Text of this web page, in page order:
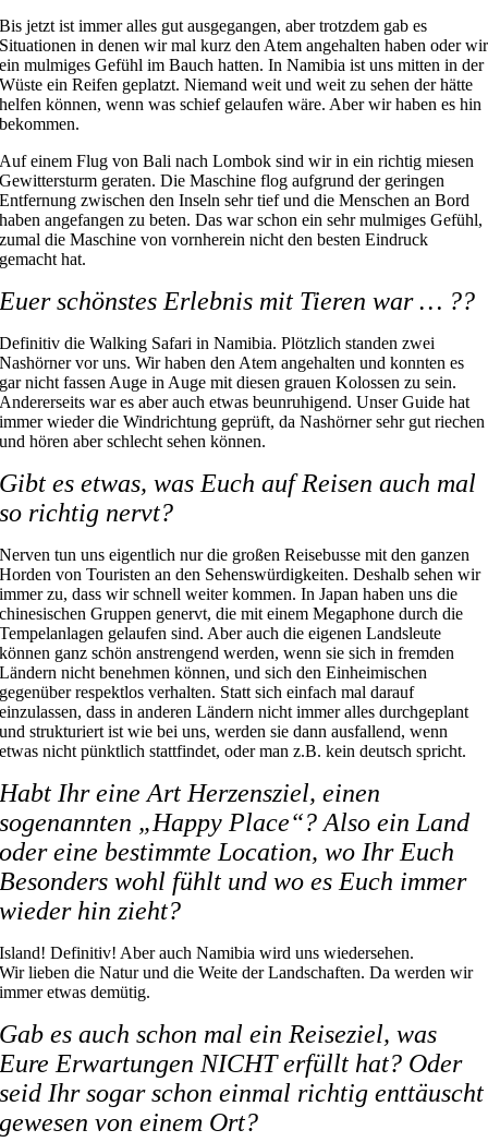
Bis jetzt ist immer alles gut ausgegangen, aber trotzdem gab es
Situationen in denen wir mal kurz den Atem angehalten haben oder wir
ein mulmiges Gefühl im Bauch hatten. In Namibia ist uns mitten in der
Wüste ein Reifen geplatzt. Niemand weit und weit zu sehen der hätte
helfen können, wenn was schief gelaufen wäre. Aber wir haben es hin
bekommen.
Auf einem Flug von Bali nach Lombok sind wir in ein richtig miesen
Gewittersturm geraten. Die Maschine flog aufgrund der geringen
Entfernung zwischen den Inseln sehr tief und die Menschen an Bord
haben angefangen zu beten. Das war schon ein sehr mulmiges Gefühl,
zumal die Maschine von vornherein nicht den besten Eindruck
gemacht hat.
Euer schönstes Erlebnis mit Tieren war … ??
Definitiv die Walking Safari in Namibia. Plötzlich standen zwei
Nashörner vor uns. Wir haben den Atem angehalten und konnten es
gar nicht fassen Auge in Auge mit diesen grauen Kolossen zu sein.
Andererseits war es aber auch etwas beunruhigend. Unser Guide hat
immer wieder die Windrichtung geprüft, da Nashörner sehr gut riechen
und hören aber schlecht sehen können.
Gibt es etwas, was Euch auf Reisen auch mal
so richtig nervt?
Nerven tun uns eigentlich nur die großen Reisebusse mit den ganzen
Horden von Touristen an den Sehenswürdigkeiten. Deshalb sehen wir
immer zu, dass wir schnell weiter kommen. In Japan haben uns die
chinesischen Gruppen genervt, die mit einem Megaphone durch die
Tempelanlagen gelaufen sind. Aber auch die eigenen Landsleute
können ganz schön anstrengend werden, wenn sie sich in fremden
Ländern nicht benehmen können, und sich den Einheimischen
gegenüber respektlos verhalten. Statt sich einfach mal darauf
einzulassen, dass in anderen Ländern nicht immer alles durchgeplant
und strukturiert ist wie bei uns, werden sie dann ausfallend, wenn
etwas nicht pünktlich stattfindet, oder man z.B. kein deutsch spricht.
Habt Ihr eine Art Herzensziel, einen
sogenannten „Happy Place“? Also ein Land
oder eine bestimmte Location, wo Ihr Euch
Besonders wohl fühlt und wo es Euch immer
wieder hin zieht?
Island! Definitiv! Aber auch Namibia wird uns wiedersehen.
Wir lieben die Natur und die Weite der Landschaften. Da werden wir
immer etwas demütig.
Gab es auch schon mal ein Reiseziel, was
Eure Erwartungen NICHT erfüllt hat? Oder
seid Ihr sogar schon einmal richtig enttäuscht
gewesen von einem Ort?